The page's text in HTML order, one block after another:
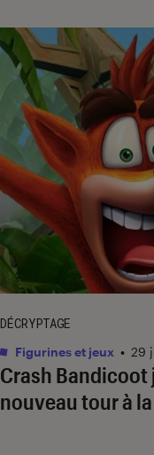
Crash Bandicoot
nouveau tour à la
DÉCRYPTAGE
Figurines et jeux • 29